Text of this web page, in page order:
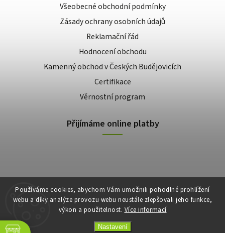
Používáme cookies, abychom Vám umožnili pohodlné prohlížení
webu a díky analýze provozu webu neustále zlepšovali jeho funkce,
výkon a použitelnost. Více informací
Nastavení
Všeobecné obchodní podmínky
Zásady ochrany osobních údajů
Reklamační řád
Hodnocení obchodu
Kamenný obchod v Českých Budějovicích
Certifikace
Věrnostní program
Přijímáme online platby
Copyright 2026E-shop Slunečnice. Všechna práva vyhrazena.
VytvořilShoptet| Design